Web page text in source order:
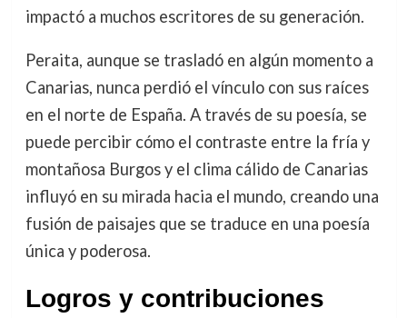
impactó a muchos escritores de su generación.
Peraita, aunque se trasladó en algún momento a
Canarias, nunca perdió el vínculo con sus raíces
en el norte de España. A través de su poesía, se
puede percibir cómo el contraste entre la fría y
montañosa Burgos y el clima cálido de Canarias
influyó en su mirada hacia el mundo, creando una
fusión de paisajes que se traduce en una poesía
única y poderosa.
Logros y contribuciones